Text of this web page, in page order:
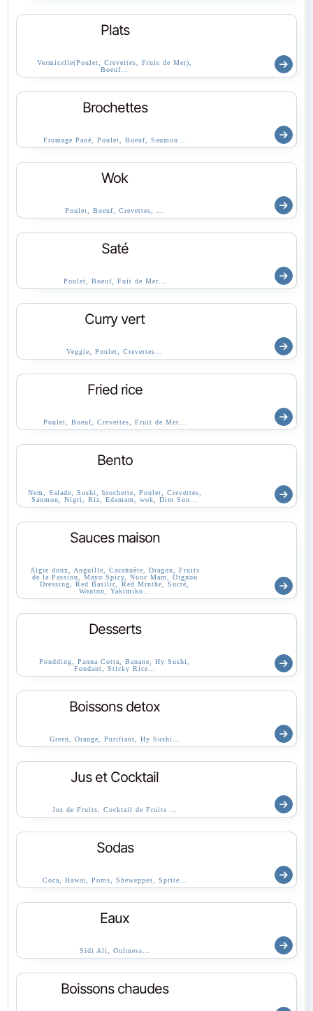
Plats
Vermicelle(Poulet, Crevettes, Fruis de Mer),
Boeuf…
Brochettes
Fromage Pané, Poulet, Boeuf, Saumon…
Wok
Poulet, Boeuf, Crevettes, …
Saté
Poulet, Boeuf, Fuit de Mer…
Curry vert
Veggie, Poulet, Crevettes…
Fried rice
Poulet, Boeuf, Crevettes, Fruit de Mer…
Bento
Nem, Salade, Sushi, brochette, Poulet, Crevettes,
Saumon, Nigri, Riz, Edamam, wok, Dim Sun…
Sauces maison
Aigre doux, Anguille, Cacahuète, Dragon, Fruits
de la Passion, Mayo Spicy, Nuoc Mam, Oignon
Dressing, Red Basilic, Red Mrnthe, Sucré,
Wonton, Yakimiko…
Desserts
Poudding, Panna Cotta, Banane, Hy Sushi,
Fondant, Sticky Rice…
Boissons detox
Green, Orange, Purifiant, Hy Sushi…
Jus et Cocktail
Jus de Fruits, Cocktail de Fruits …
Sodas
Coca, Hawai, Poms, Sheweppes, Sprite…
Eaux
Sidi Ali, Oulmess…
Boissons chaudes